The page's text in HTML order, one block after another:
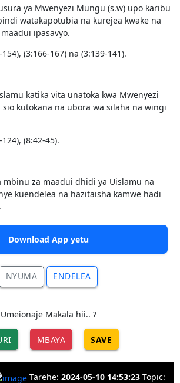
ya Mwenyezi Mungu (s.w) upo karibu
watakapotubia na kurejea kwake na
ipasavyo.
(3:166-167) na (3:139-141).
katika vita unatoka kwa Mwenyezi
sio kutokana na ubora wa silaha na wingi
(8:42-45).
mbinu za maadui dhidi ya Uislamu na
kuendelea na hazitaisha kamwe hadi
Download App yetu
NYUMA ENDELEA
Umeionaje Makala hii.. ?
MBAYA SAVE
Tarehe: 2024-05-10 14:53:23 Topic: